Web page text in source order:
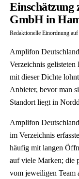
Einschätzung
GmbH in
Redaktionelle Einordnung
Amplifon
Verzeichnis
mit dieser Dichte
Anbieter, bevor man
Standort liegt in
Amplifon
im Verzeichnis
häufig mit langen
auf viele Marken; die
vom jeweiligen Team